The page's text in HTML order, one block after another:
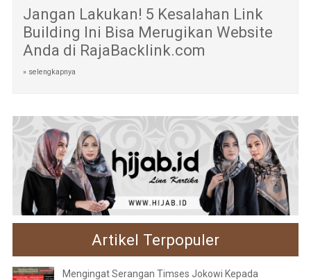
Jangan Lakukan! 5 Kesalahan Link
Building Ini Bisa Merugikan Website
Anda di RajaBacklink.com
» selengkapnya
Artikel Terpopuler
Mengingat Serangan Timses Jokowi Kepada